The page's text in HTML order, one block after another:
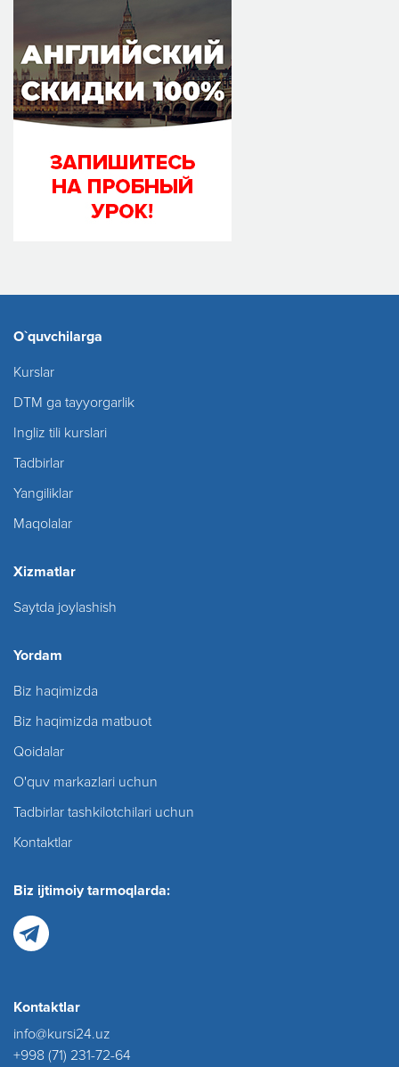
O`quvchilarga
Kurslar
DTM ga tayyorgarlik
Ingliz tili kurslari
Tadbirlar
Yangiliklar
Maqolalar
Xizmatlar
Saytda joylashish
Yordam
Biz haqimizda
Biz haqimizda matbuot
Qoidalar
O'quv markazlari uchun
Tadbirlar tashkilotchilari uchun
Kontaktlar
Biz ijtimoiy tarmoqlarda:
Kontaktlar
info@kursi24.uz
+998 (71) 231-72-64